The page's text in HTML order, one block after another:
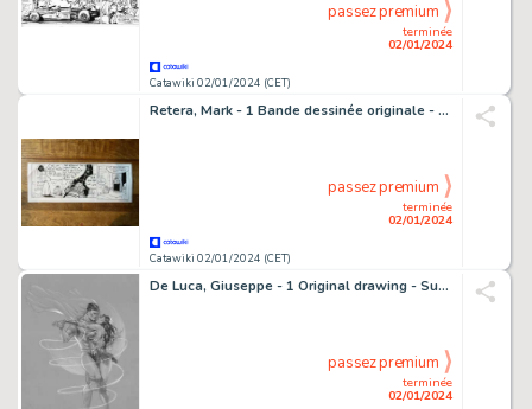
Catawiki 02/01/2024 (CET)
terminée
02/01/2024
passez premium
Retera, Mark - 1 Bande dessinée originale - Dirkjan - Graaf Dirkcula heeft vanavond iets te eten - 2005
Catawiki 02/01/2024 (CET)
terminée
02/01/2024
passez premium
De Luca, Giuseppe - 1 Original drawing - Superman & Wonder Woman
terminée
02/01/2024
passez premium